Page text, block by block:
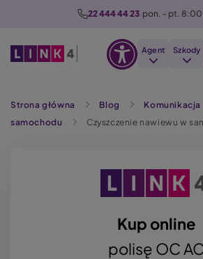
22 444 44 23 pon. - pt.
Agent Szkody
Strona główna Blog Komunikacja
samochodu
Czyszczenie nawiewu w
Kup online
polisę OC AC